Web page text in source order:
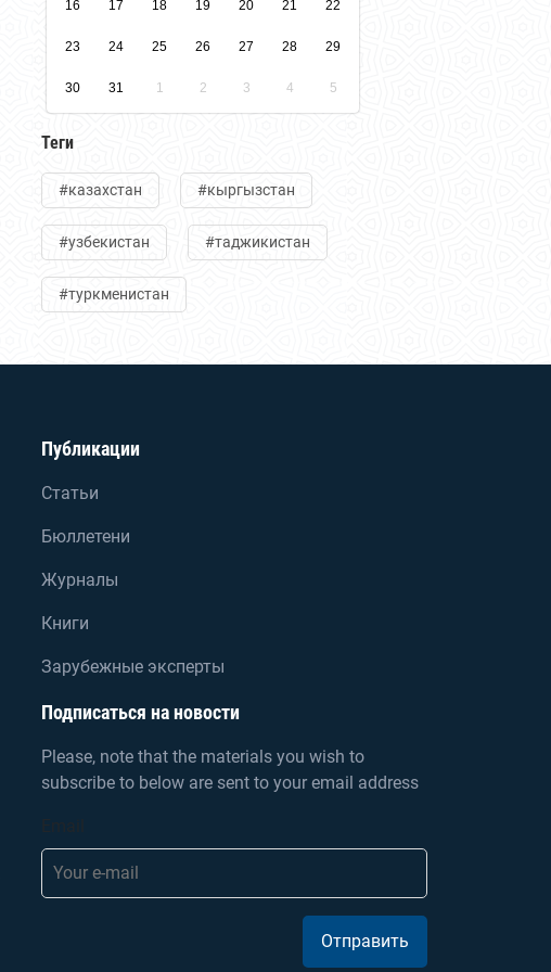
16 17 18 19 20 21 22
23 24 25 26 27 28 29
30 31 1 2 3 4 5
Теги
#казахстан #кыргызстан
#узбекистан #таджикистан
#туркменистан
Публикации
Статьи
Бюллетени
Журналы
Книги
Зарубежные эксперты
Подписаться на новости
Please, note that the materials you wish to
subscribe to below are sent to your email address
Отправить